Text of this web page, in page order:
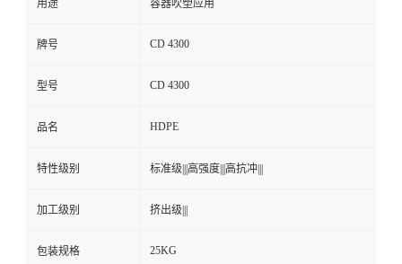
用途 容器吹塑应用
牌号 CD 4300
型号 CD 4300
品名 HDPE
特性级别 标准级|||高强度|||高抗冲|||
加工级别 挤出级|||
包装规格 25KG